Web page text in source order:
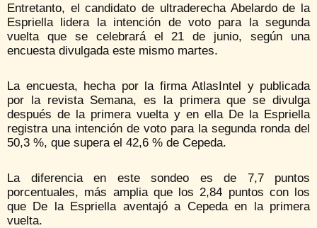
Entretanto, el candidato de ultraderecha Abelardo de la
Espriella lidera la intención de voto para la segunda
vuelta que se celebrará el 21 de junio, según una
encuesta divulgada este mismo martes.
La encuesta, hecha por la firma AtlasIntel y publicada
por la revista Semana, es la primera que se divulga
después de la primera vuelta y en ella De la Espriella
registra una intención de voto para la segunda ronda del
50,3 %, que supera el 42,6 % de Cepeda.
La diferencia en este sondeo es de 7,7 puntos
porcentuales, más amplia que los 2,84 puntos con los
que De la Espriella aventajó a Cepeda en la primera
vuelta.